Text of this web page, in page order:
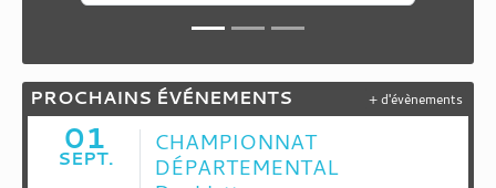
PROCHAINS ÉVÉNEMENTS
01
SEPT.
CHAMPIONNAT
DÉPARTEMENTAL
+ d'évènements